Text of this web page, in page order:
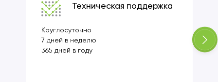
Техническая поддержка
Круглосуточно
7 дней в неделю
365 дней в году